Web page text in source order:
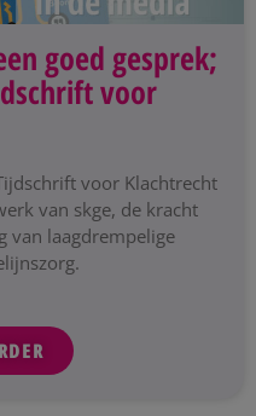
goed gesprek;
voor
voor Klachtrecht
van skge, de kracht
van laagdrempelige